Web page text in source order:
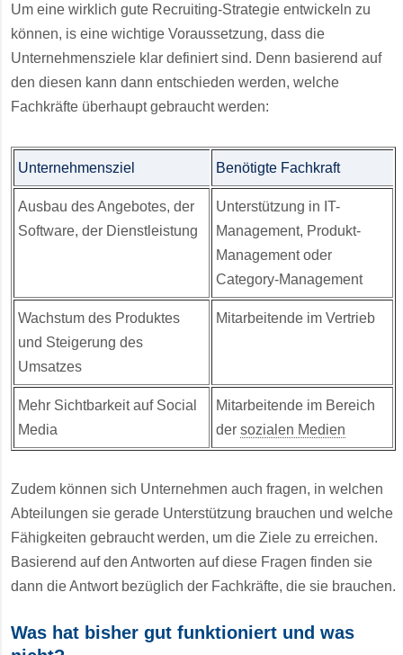
Um eine wirklich gute Recruiting-Strategie entwickeln zu
können, is eine wichtige Voraussetzung, dass die
Unternehmensziele klar definiert sind. Denn basierend auf
den diesen kann dann entschieden werden, welche
Fachkräfte überhaupt gebraucht werden:
Unternehmensziel Benötigte Fachkraft
Ausbau des Angebotes, der
Software, der Dienstleistung
Unterstützung in IT-
Management, Produkt-
Management oder
Category-Management
Wachstum des Produktes
und Steigerung des
Umsatzes
Mitarbeitende im Vertrieb
Mehr Sichtbarkeit auf Social
Media
Mitarbeitende im Bereich
der sozialen Medien
Zudem können sich Unternehmen auch fragen, in welchen
Abteilungen sie gerade Unterstützung brauchen und welche
Fähigkeiten gebraucht werden, um die Ziele zu erreichen.
Basierend auf den Antworten auf diese Fragen finden sie
dann die Antwort bezüglich der Fachkräfte, die sie brauchen.
Was hat bisher gut funktioniert und was